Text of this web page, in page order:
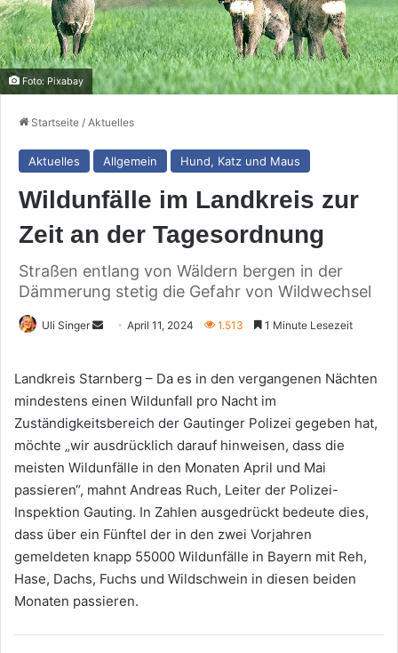
Foto: Pixabay
Startseite / Aktuelles
Aktuelles Allgemein Hund, Katz und Maus
Wildunfälle im Landkreis zur
Zeit an der Tagesordnung
Straßen entlang von Wäldern bergen in der
Dämmerung stetig die Gefahr von Wildwechsel
Uli Singer
Sende
Mail
April 11, 2024 1.513 1 Minute Lesezeit
Landkreis Starnberg – Da es in den vergangenen Nächten
mindestens einen Wildunfall pro Nacht im
Zuständigkeitsbereich der Gautinger Polizei gegeben hat,
möchte „wir ausdrücklich darauf hinweisen, dass die
meisten Wildunfälle in den Monaten April und Mai
passieren“, mahnt Andreas Ruch, Leiter der Polizei-
Inspektion Gauting. In Zahlen ausgedrückt bedeute dies,
dass über ein Fünftel der in den zwei Vorjahren
gemeldeten knapp 55000 Wildunfälle in Bayern mit Reh,
Hase, Dachs, Fuchs und Wildschwein in diesen beiden
Monaten passieren.